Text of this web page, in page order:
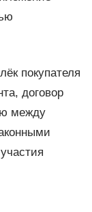
покупателя
договор
между